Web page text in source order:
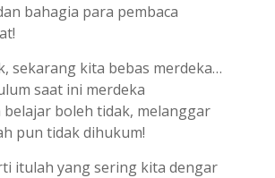
bahagia para pembaca
sekarang kita bebas merdeka…
saat ini merdeka
belajar boleh tidak, melanggar
pun tidak dihukum!
itulah yang sering kita dengar